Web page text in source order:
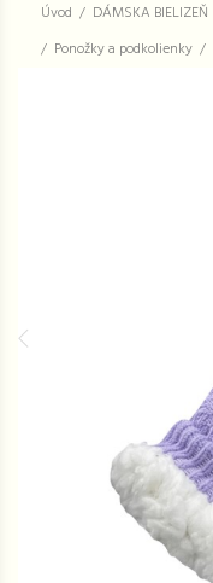
Úvod DÁMSKA BIELIZEŇ
Ponožky a podkolienky